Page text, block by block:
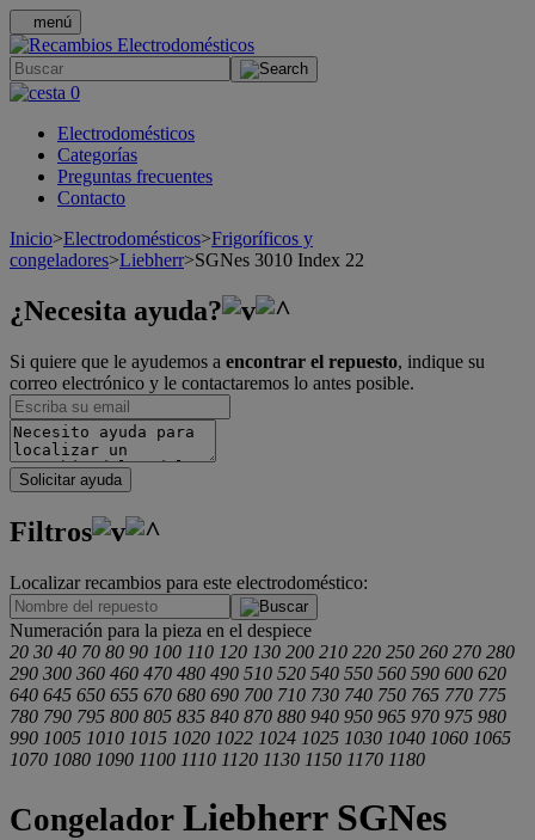
menú
0
Electrodomésticos
Categorías
Preguntas frecuentes
Contacto
Inicio>Electrodomésticos>Frigoríficos y
congeladores>Liebherr>SGNes 3010 Index 22
¿Necesita ayuda?
Si quiere que le ayudemos a encontrar el repuesto, indique su
correo electrónico y le contactaremos lo antes posible.
Solicitar ayuda
Filtros
Localizar recambios para este electrodoméstico:
Numeración para la pieza en el despiece
20 30 40 70 80 90 100 110 120 130 200 210 220 250 260 270 280
290 300 360 460 470 480 490 510 520 540 550 560 590 600 620
640 645 650 655 670 680 690 700 710 730 740 750 765 770 775
780 790 795 800 805 835 840 870 880 940 950 965 970 975 980
990 1005 1010 1015 1020 1022 1024 1025 1030 1040 1060 1065
1070 1080 1090 1100 1110 1120 1130 1150 1170 1180
Congelador Liebherr SGNes